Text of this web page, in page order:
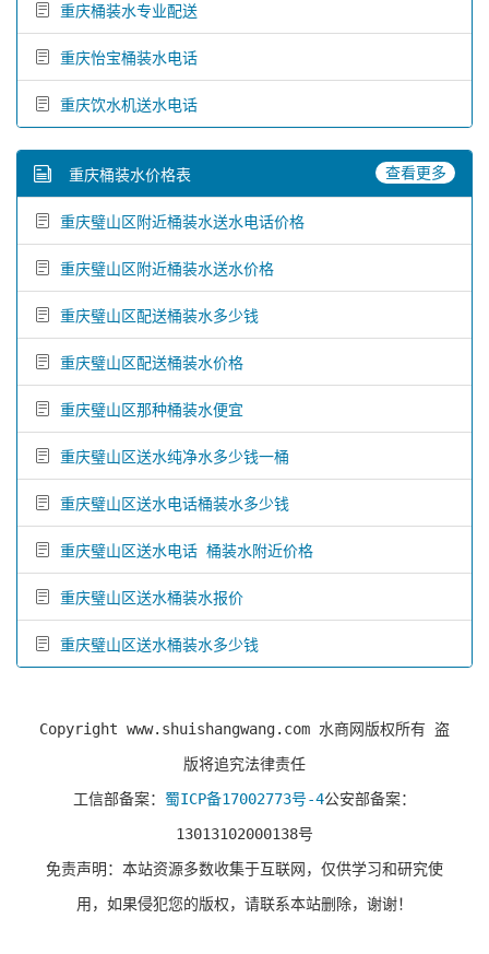
重庆桶装水专业配送
重庆怡宝桶装水电话
重庆饮水机送水电话
重庆桶装水价格表 查看更多
重庆璧山区附近桶装水送水电话价格
重庆璧山区附近桶装水送水价格
重庆璧山区配送桶装水多少钱
重庆璧山区配送桶装水价格
重庆璧山区那种桶装水便宜
重庆璧山区送水纯净水多少钱一桶
重庆璧山区送水电话桶装水多少钱
重庆璧山区送水电话 桶装水附近价格
重庆璧山区送水桶装水报价
重庆璧山区送水桶装水多少钱
Copyright www.shuishangwang.com 水商网版权所有 盗
版将追究法律责任
工信部备案： 蜀ICP备17002773号-4公安部备案：
13013102000138号
免责声明：本站资源多数收集于互联网，仅供学习和研究使
用，如果侵犯您的版权，请联系本站删除，谢谢！